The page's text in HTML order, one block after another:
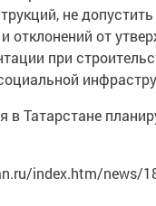
не
отклонений от
при
в Татарстане
index.htm/news/